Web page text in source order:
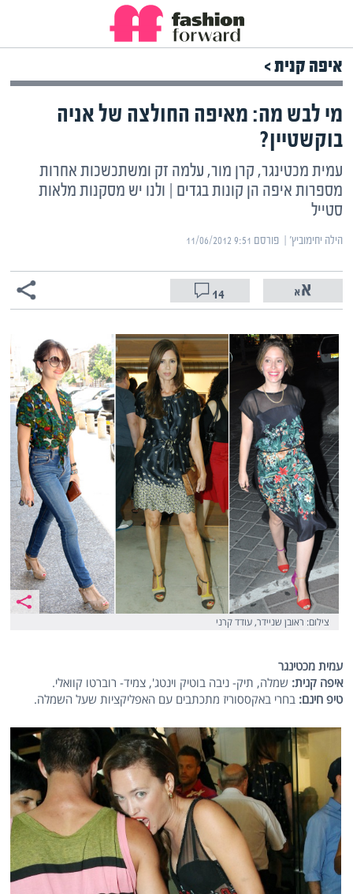
איפה קנית >
מי לבש מה: מאיפה החולצה של אניה
בוקשטיין?
עמית מכטינגר, קרן מור, עלמה זק ומשתכשכות אחרות
מספרות איפה הן קונות בגדים | ולנו יש מסקנות מלאות
סטייל
הילה יחימוביץ' | ‏פורסם ‎11/06/2012 9:51
14
צילום: ראובן שניידר, עודד קרני
עמית מכטינגר
איפה קנית: שמלה, תיק- ניבה בוטיק וינטג', צמיד- רוברטו קוואלי.
טיפ חינם: בחרי באקססוריז מתכתבים עם האפליקציות שעל השמלה.